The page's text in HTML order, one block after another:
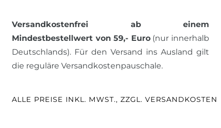
Versandkostenfrei ab einem
Mindestbestellwert von 59,- Euro(nur innerhalb
Deutschlands). Für den Versand ins Ausland gilt
die reguläre Versandkostenpauschale.
ALLE PREISE INKL. MWST., ZZGL. VERSANDKOSTEN